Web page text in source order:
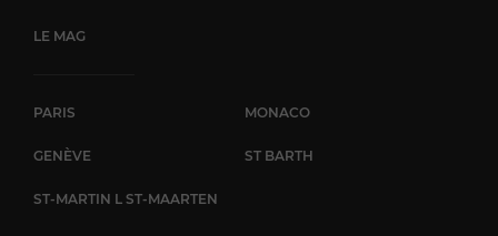
LE MAG
PARIS MONACO
GENÈVE ST BARTH
ST-MARTIN L ST-MAARTEN